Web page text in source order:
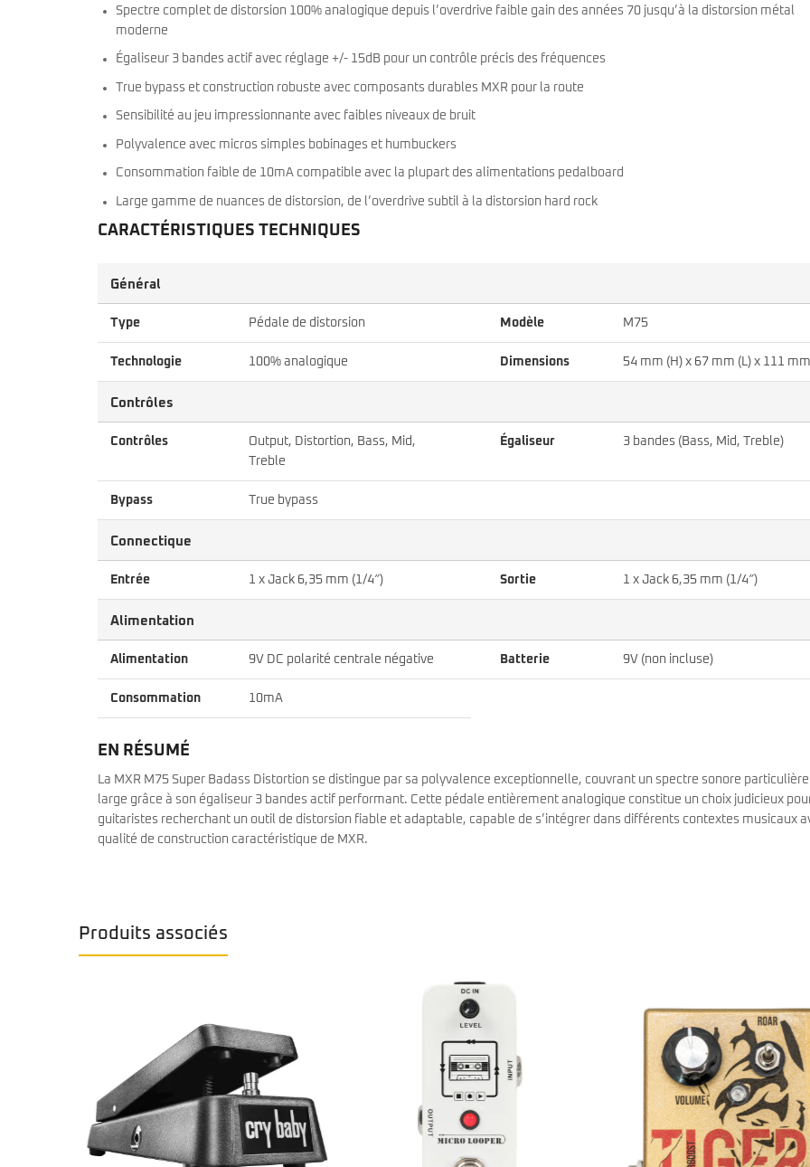
Spectre complet de distorsion 100% analogique depuis l’overdrive faible gain des années 70 jusqu’à la distorsion métal
moderne
Égaliseur 3 bandes actif avec réglage +/- 15dB pour un contrôle précis des fréquences
True bypass et construction robuste avec composants durables MXR pour la route
Sensibilité au jeu impressionnante avec faibles niveaux de bruit
Polyvalence avec micros simples bobinages et humbuckers
Consommation faible de 10mA compatible avec la plupart des alimentations pedalboard
Large gamme de nuances de distorsion, de l’overdrive subtil à la distorsion hard rock
CARACTÉRISTIQUES TECHNIQUES
Général
Type Pédale de distorsion Modèle M75
Technologie 100% analogique Dimensions 54 mm (H) x 67 mm (L) x 111
Contrôles
Contrôles
Output, Distortion, Bass, Mid,
Treble
Égaliseur 3 bandes (Bass, Mid, Treble)
Bypass True bypass
Connectique
Entrée 1 x Jack 6,35 mm (1/4″) Sortie 1 x Jack 6,35 mm (1/4″)
Alimentation
Alimentation 9V DC polarité centrale négative Batterie 9V (non incluse)
Consommation 10mA
EN RÉSUMÉ
La MXR M75 Super Badass Distortion se distingue par sa polyvalence exceptionnelle, couvrant un spectre sonore
large grâce à son égaliseur 3 bandes actif performant. Cette pédale entièrement analogique constitue un choix judicieux
guitaristes recherchant un outil de distorsion fiable et adaptable, capable de s’intégrer dans différents contextes musicaux
qualité de construction caractéristique de MXR.
Produits associés